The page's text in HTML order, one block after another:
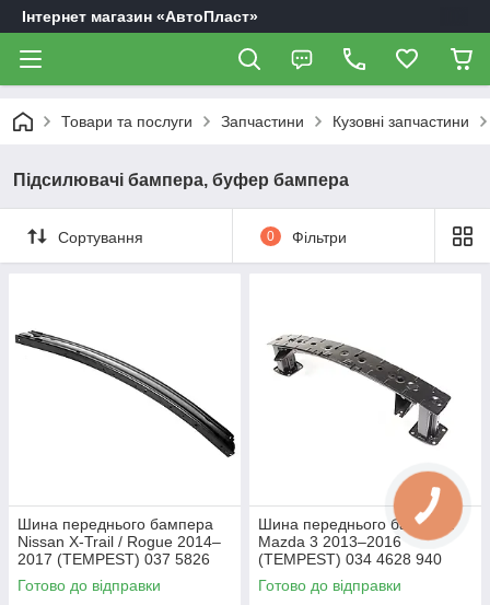
Інтернет магазин «АвтоПласт»
Товари та послуги Запчастини Кузовні запчастини
Підсилювачі бампера, буфер бампера
Сортування 0 Фільтри
Шина переднього бампера
Nissan X-Trail / Rogue 2014–
2017 (TEMPEST) 037 5826
940
Готово до відправки
Шина переднього бампера
Mazda 3 2013–2016
(TEMPEST) 034 4628 940
Готово до відправки